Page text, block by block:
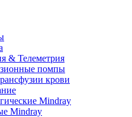
& Телеметрия
помпы
крови
Mindray
Mindray